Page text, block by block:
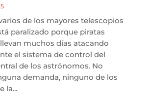
de los mayores telescopios
paralizado porque piratas
muchos días atacando
el sistema de control del
de los astrónomos. No
demanda, ninguno de los
la...